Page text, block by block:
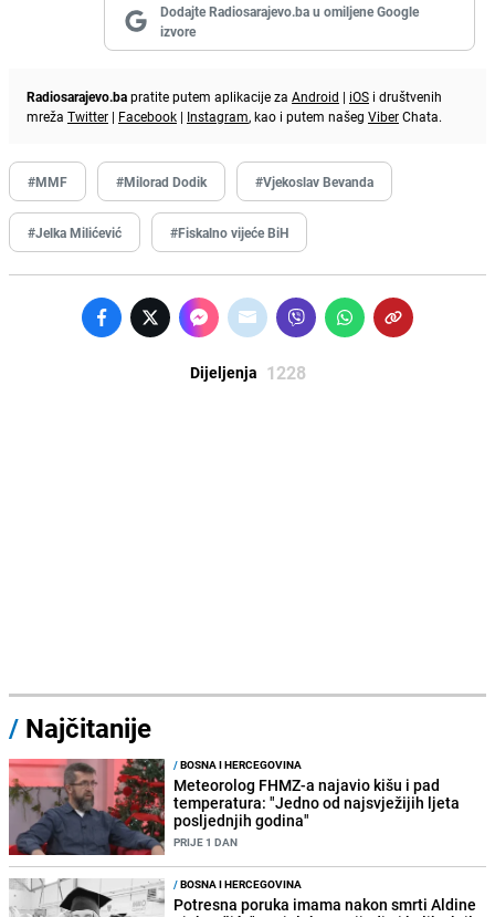
Dodajte Radiosarajevo.ba u omiljene Google
izvore
Radiosarajevo.bapratite putem aplikacije za Android | iOS i društvenih
mreža Twitter | Facebook | Instagram, kao i putem našeg ViberChata.
#MMF #Milorad Dodik #Vjekoslav Bevanda
#Jelka Milićević #Fiskalno vijeće BiH
Dijeljenja 1228
/ Najčitanije
/BOSNA I HERCEGOVINA
Meteorolog FHMZ-a najavio kišu i pad
temperatura: "Jedno od najsvježijih ljeta
posljednjih godina"
PRIJE 1 DAN
/BOSNA I HERCEGOVINA
Potresna poruka imama nakon smrti Aldine